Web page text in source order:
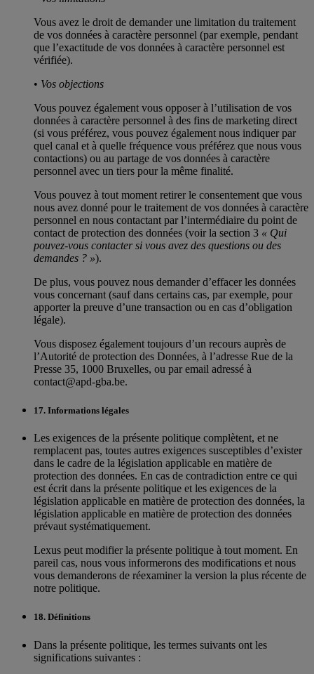
Vous avez le droit de demander une limitation du traitement
de vos données à caractère personnel (par exemple, pendant
que l’exactitude de vos données à caractère personnel est
vérifiée).
• Vos objections
Vous pouvez également vous opposer à l’utilisation de vos
données à caractère personnel à des fins de marketing direct
(si vous préférez, vous pouvez également nous indiquer par
quel canal et à quelle fréquence vous préférez que nous vous
contactions) ou au partage de vos données à caractère
personnel avec un tiers pour la même finalité.
Vous pouvez à tout moment retirer le consentement que vous
nous avez donné pour le traitement de vos données à caractère
personnel en nous contactant par l’intermédiaire du point de
contact de protection des données (voir la section 3 « Qui
pouvez-vous contacter si vous avez des questions ou des
demandes ? »).
De plus, vous pouvez nous demander d’effacer les données
vous concernant (sauf dans certains cas, par exemple, pour
apporter la preuve d’une transaction ou en cas d’obligation
légale).
Vous disposez également toujours d’un recours auprès de
l’Autorité de protection des Données, à l’adresse Rue de la
Presse 35, 1000 Bruxelles, ou par email adressé à
contact@apd-gba.be.
17. Informations légales
Les exigences de la présente politique complètent, et ne
remplacent pas, toutes autres exigences susceptibles d’exister
dans le cadre de la législation applicable en matière de
protection des données. En cas de contradiction entre ce qui
est écrit dans la présente politique et les exigences de la
législation applicable en matière de protection des données, la
législation applicable en matière de protection des données
prévaut systématiquement.
Lexus peut modifier la présente politique à tout moment. En
pareil cas, nous vous informerons des modifications et nous
vous demanderons de réexaminer la version la plus récente de
notre politique.
18. Définitions
Dans la présente politique, les termes suivants ont les
significations suivantes :